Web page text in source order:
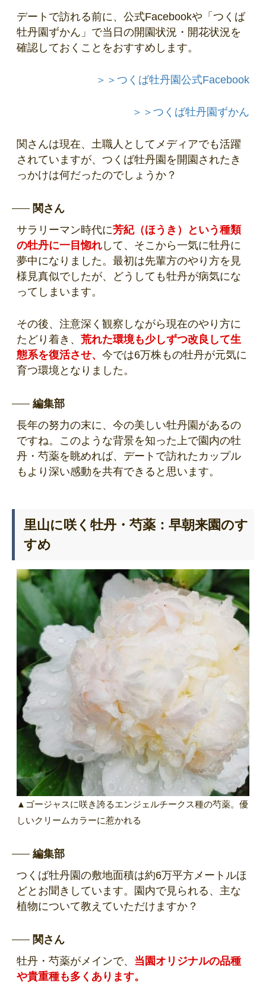
デートで訪れる前に、公式Facebookや「つくば
牡丹園ずかん」で当日の開園状況・開花状況を
確認しておくことをおすすめします。
＞＞つくば牡丹園公式Facebook
＞＞つくば牡丹園ずかん
関さんは現在、土職人としてメディアでも活躍
されていますが、つくば牡丹園を開園されたき
っかけは何だったのでしょうか？
関さん
サラリーマン時代に芳紀（ほうき）という種類
の牡丹に一目惚れ して、そこから一気に牡丹に
夢中になりました。最初は先輩方のやり方を見
様見真似でしたが、どうしても牡丹が病気にな
ってしまいます。
その後、注意深く観察しながら現在のやり方に
たどり着き、 荒れた環境も少しずつ改良して生
態系を復活させ、 今では6万株もの牡丹が元気に
育つ環境となりました。
編集部
長年の努力の末に、今の美しい牡丹園があるの
ですね。このような背景を知った上で園内の牡
丹・芍薬を眺めれば、デートで訪れたカップル
もより深い感動を共有できると思います。
里山に咲く牡丹・芍薬：早朝来園のす
すめ
▲ゴージャスに咲き誇るエンジェルチークス種の芍薬。優
しいクリームカラーに惹かれる
編集部
つくば牡丹園の敷地面積は約6万平方メートルほ
どとお聞きしています。園内で見られる、主な
植物について教えていただけますか？
関さん
牡丹・芍薬がメインで、 当園オリジナルの品種
や貴重種も多くあります。